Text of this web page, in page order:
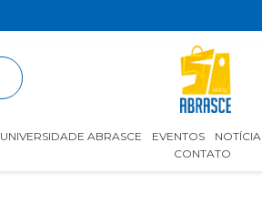
UNIVERSIDADE ABRASCE EVENTOS
CONTATO